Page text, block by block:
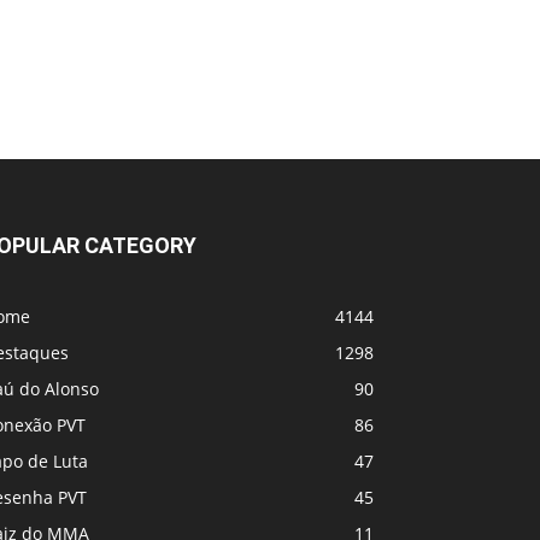
(restou oq pra ele?)
Osso, lutador do UFC
Jiri x Dricus Du Plesis
Jean Silva vs Yair Rodriguez
PbP - UFC Belgrado (tá rolando agora!)
CATEGORY
4144
1298
do Alonso
90
PVT
86
de Luta
47
PVT
45
do MMA
11